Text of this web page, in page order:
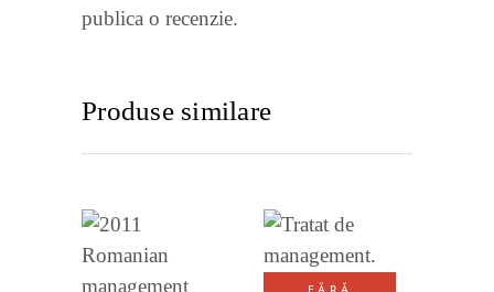
publica o recenzie.
Produse similare
VEZI